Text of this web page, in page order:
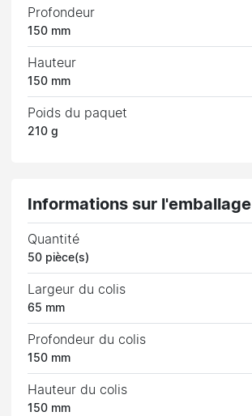
Profondeur
150 mm
Hauteur
150 mm
Poids du paquet
210 g
Informations sur l'emballage
Quantité
50 pièce(s)
Largeur du colis
65 mm
Profondeur du colis
150 mm
Hauteur du colis
150 mm